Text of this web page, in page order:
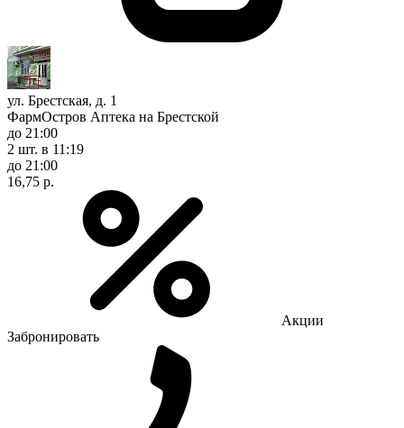
ул. Брестская, д. 1
ФармОстров Аптека на Брестской
до 21:00
2 шт. в 11:19
до 21:00
16,75 р.
Акции
Забронировать